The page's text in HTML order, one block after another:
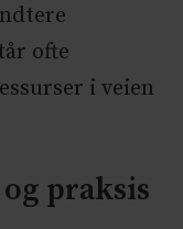
ofte
i veien
praksis